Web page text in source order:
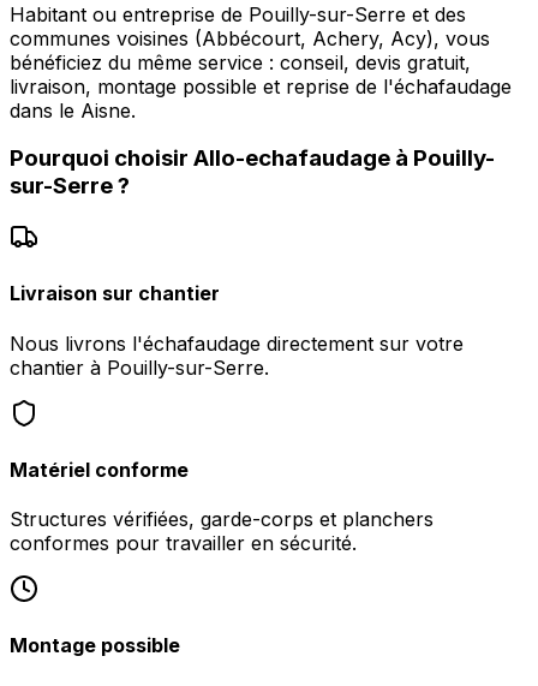
Habitant ou entreprise de Pouilly-sur-Serre et des
communes voisines (Abbécourt, Achery, Acy), vous
bénéficiez du même service : conseil, devis gratuit,
livraison, montage possible et reprise de l'échafaudage
dans le Aisne.
Pourquoi choisir Allo-echafaudage à Pouilly-
sur-Serre?
Livraison sur chantier
Nous livrons l'échafaudage directement sur votre
chantier à Pouilly-sur-Serre.
Matériel conforme
Structures vérifiées, garde-corps et planchers
conformes pour travailler en sécurité.
Montage possible